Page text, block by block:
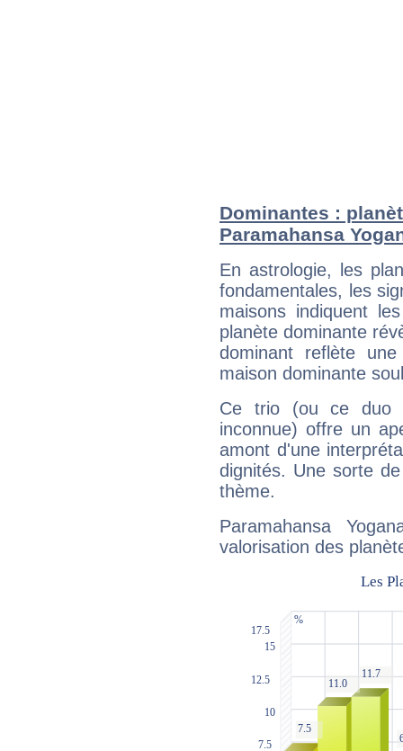
Dominantes :
Paramahansa
En astrologie, les
fondamentales, les
maisons indiquent
planète dominante
dominant reflète
maison dominante
Ce trio (ou ce duo
inconnue) offre un
amont d'une
dignités. Une sorte
thème.
Paramahansa
valorisation des